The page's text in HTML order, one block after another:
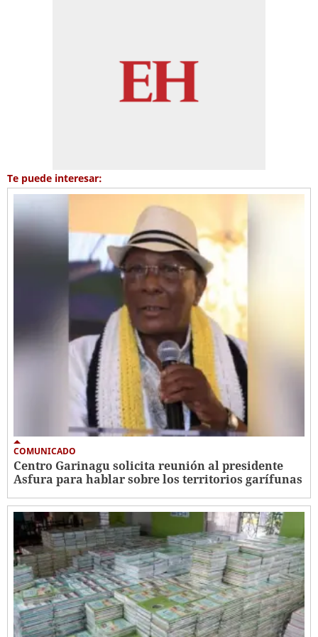
Te puede interesar:
COMUNICADO
Centro Garinagu solicita reunión al presidente
Asfura para hablar sobre los territorios garífunas